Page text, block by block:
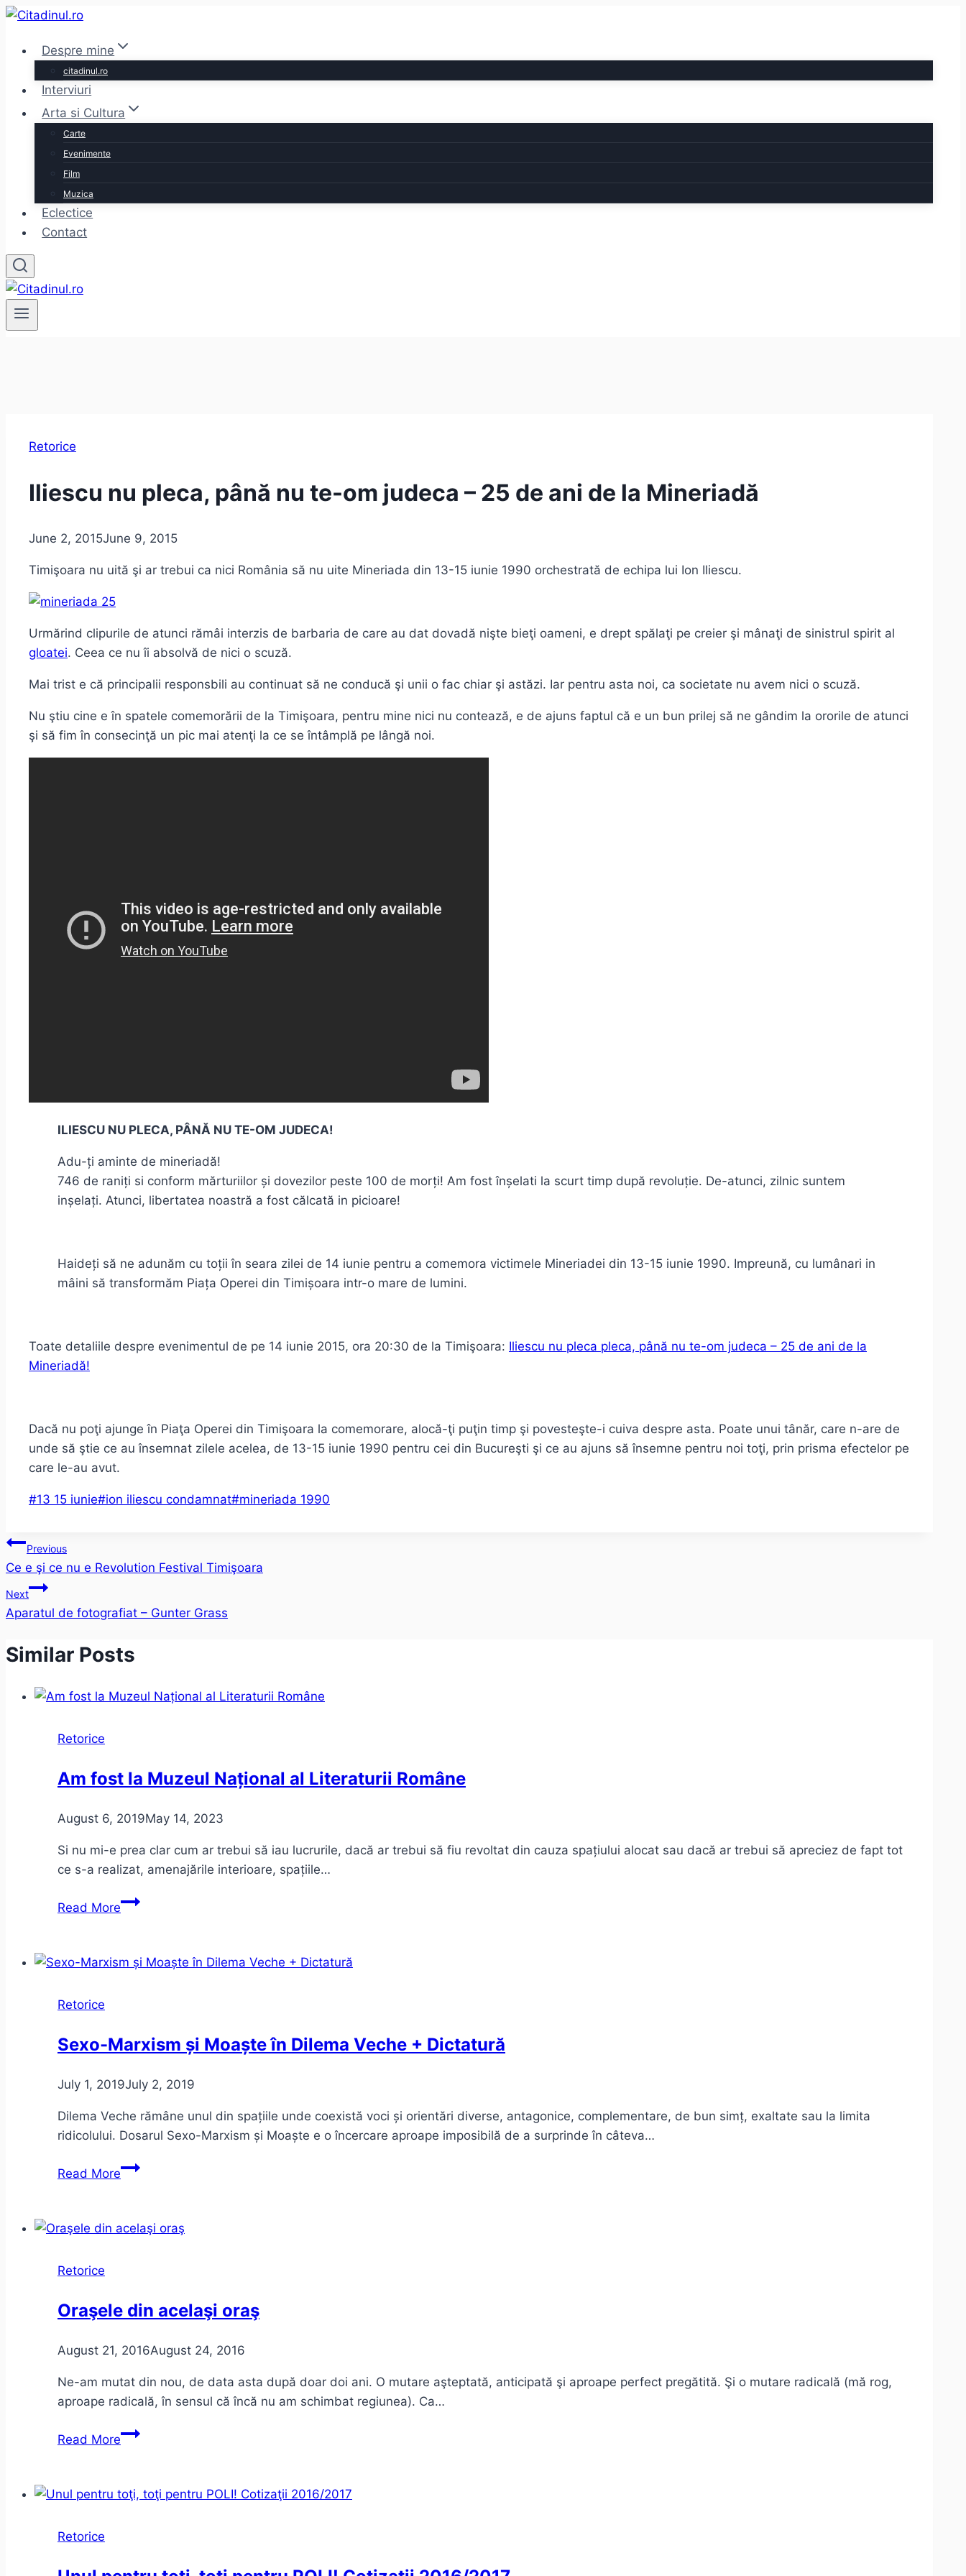
Skip
contentDespre mine
citadinul.ro
Interviuri
Arta si Cultura
Carte
Evenimente
Film
Muzica
Eclectice
Contact
Retorice
Iliescu nu pleca, până nu te-om judeca – 25 de ani de la Mineriadă
June 2, 2015June 9, 2015
Timişoara nu uită şi ar trebui ca nici România să nu uite Mineriada din 13-15 iunie 1990 orchestrată de echipa lui Ion Iliescu.
Urmărind clipurile de atunci rămâi interzis de barbaria de care au dat dovadă nişte bieţi oameni, e drept spălaţi pe creier şi mânaţi de sinistrul spirit al
gloatei. Ceea ce nu îi absolvă de nici o scuză.
Mai trist e că principalii responsbili au continuat să ne conducă şi unii o fac chiar şi astăzi. Iar pentru asta noi, ca societate nu avem nici o scuză.
Nu ştiu cine e în spatele comemorării de la Timişoara, pentru mine nici nu contează, e de ajuns faptul că e un bun prilej să ne gândim la ororile de atunci
şi să fim în consecinţă un pic mai atenţi la ce se întâmplă pe lângă noi.
ILIESCU NU PLECA, PÂNĂ NU TE-OM JUDECA!
Adu-ți aminte de mineriadă!
746 de raniți si conform mărturiilor și dovezilor peste 100 de morți! Am fost înșelati la scurt timp după revoluție. De-atunci, zilnic suntem
inșelați. Atunci, libertatea noastră a fost călcată in picioare!
Haideți să ne adunăm cu toții în seara zilei de 14 iunie pentru a comemora victimele Mineriadei din 13-15 iunie 1990. Impreună, cu lumânari in
mâini să transformăm Piața Operei din Timișoara intr-o mare de lumini.
Toate detaliile despre evenimentul de pe 14 iunie 2015, ora 20:30 de la Timişoara: Iliescu nu pleca pleca, până nu te-om judeca – 25 de ani de la
Mineriadă!
Dacă nu poţi ajunge în Piaţa Operei din Timişoara la comemorare, alocă-ţi puţin timp şi povesteşte-i cuiva despre asta. Poate unui tânăr, care n-are de
unde să ştie ce au însemnat zilele acelea, de 13-15 iunie 1990 pentru cei din Bucureşti şi ce au ajuns să însemne pentru noi toţi, prin prisma efectelor pe
care le-au avut.
Post
#13 15 iunie#ion iliescu condamnat#mineriada 1990
Post
navigation
Previous
Ce e şi ce nu e Revolution Festival Timişoara
Next
Aparatul de fotografiat – Gunter Grass
Similar Posts
Retorice
Am fost la Muzeul Național al Literaturii Române
August 6, 2019May 14, 2023
Si nu mi-e prea clar cum ar trebui să iau lucrurile, dacă ar trebui să fiu revoltat din cauza spațiului alocat sau dacă ar trebui să apreciez de fapt tot
ce s-a realizat, amenajările interioare, spațiile…
Read MoreAm
Muzeul
Române
Retorice
Sexo-Marxism și Moaște în Dilema Veche + Dictatură
July 1, 2019July 2, 2019
Dilema Veche rămâne unul din spațiile unde coexistă voci și orientări diverse, antagonice, complementare, de bun simț, exaltate sau la limita
ridicolului. Dosarul Sexo-Marxism și Moaște e o încercare aproape imposibilă de a surprinde în câteva…
Read MoreSexo-
Moaște
Dictatură
Retorice
Oraşele din acelaşi oraş
August 21, 2016August 24, 2016
Ne-am mutat din nou, de data asta după doar doi ani. O mutare aşteptată, anticipată şi aproape perfect pregătită. Şi o mutare radicală (mă rog,
aproape radicală, în sensul că încă nu am schimbat regiunea). Ca…
Read MoreOraşele
oraş
Retorice